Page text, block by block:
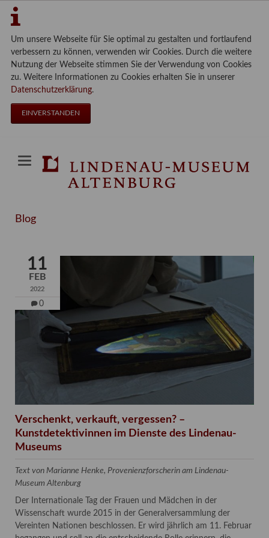
Um unsere Webseite für Sie optimal zu gestalten und fortlaufend
verbessern zu können, verwenden wir Cookies. Durch die weitere
Nutzung der Webseite stimmen Sie der Verwendung von Cookies
zu. Weitere Informationen zu Cookies erhalten Sie in unserer
Datenschutzerklärung.
EINVERSTANDEN
Blog
11
FEB
2022
0
Verschenkt, verkauft, vergessen? –
Kunstdetektivinnen im Dienste des Lindenau-
Museums
Text von Marianne Henke, Provenienzforscherin am Lindenau-
Museum Altenburg
Der Internationale Tag der Frauen und Mädchen in der
Wissenschaft wurde 2015 in der Generalversammlung der
Vereinten Nationen beschlossen. Er wird jährlich am 11. Februar